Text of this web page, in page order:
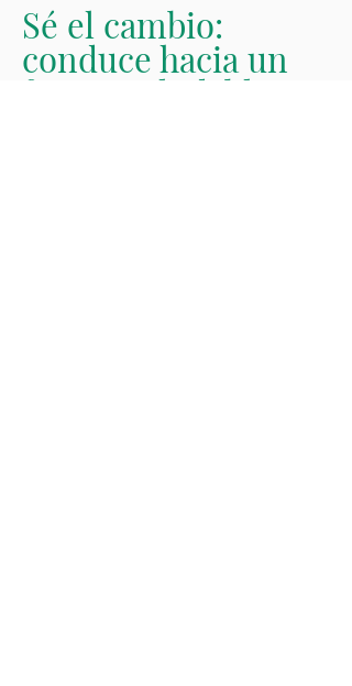
Sé el cambio:
conduce hacia un
futuro saludable